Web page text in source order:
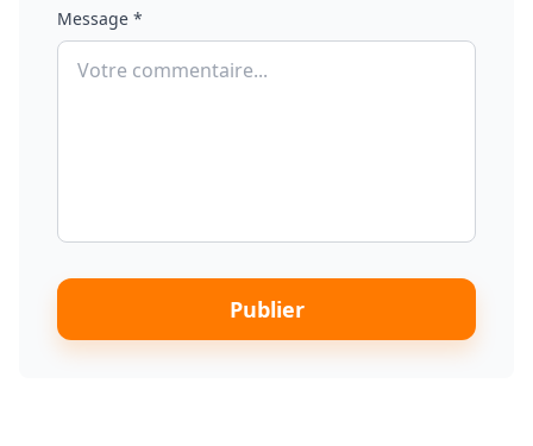
Message *
Publier